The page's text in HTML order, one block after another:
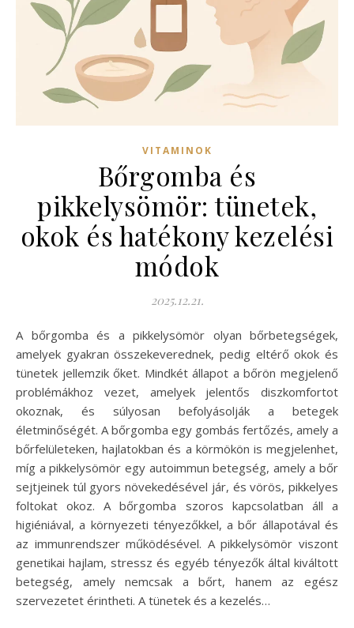
VITAMINOK
Bőrgomba és
pikkelysömör: tünetek,
okok és hatékony kezelési
módok
2025.12.21.
A bőrgomba és a pikkelysömör olyan bőrbetegségek,
amelyek gyakran összekeverednek, pedig eltérő okok és
tünetek jellemzik őket. Mindkét állapot a bőrön megjelenő
problémákhoz vezet, amelyek jelentős diszkomfortot
okoznak, és súlyosan befolyásolják a betegek
életminőségét. A bőrgomba egy gombás fertőzés, amely a
bőrfelületeken, hajlatokban és a körmökön is megjelenhet,
míg a pikkelysömör egy autoimmun betegség, amely a bőr
sejtjeinek túl gyors növekedésével jár, és vörös, pikkelyes
foltokat okoz. A bőrgomba szoros kapcsolatban áll a
higiéniával, a környezeti tényezőkkel, a bőr állapotával és
az immunrendszer működésével. A pikkelysömör viszont
genetikai hajlam, stressz és egyéb tényezők által kiváltott
betegség, amely nemcsak a bőrt, hanem az egész
szervezetet érintheti. A tünetek és a kezelés…